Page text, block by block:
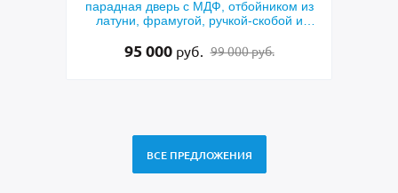
парадная дверь с МДФ, отбойником из
латуни, фрамугой, ручкой-скобой и
95 000 руб. 99 000 руб.
ВСЕ ПРЕДЛОЖЕНИЯ